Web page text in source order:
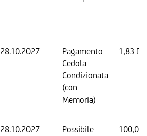
28.10.2027
Pagamento
Cedola
Condizionata
(con
Memoria)
1,83
28.10.2027
Possibile
100,00